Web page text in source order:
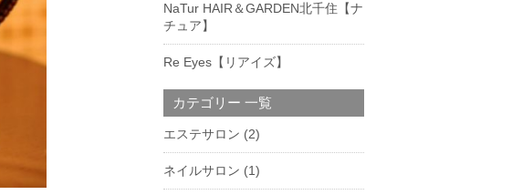
NaTur HAIR＆GARDEN北千住【ナ
チュア】
Re Eyes【リアイズ】
カテゴリー 一覧
エステサロン (2)
ネイルサロン (1)